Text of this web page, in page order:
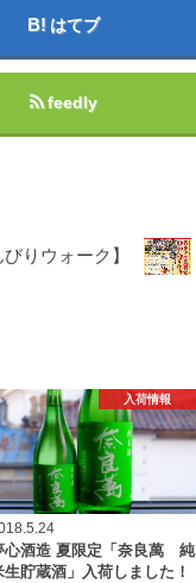
はてブ
feedly
りウォーク】
入荷情報
心酒造 夏限定「奈良萬 純
生貯蔵酒」入荷しました！